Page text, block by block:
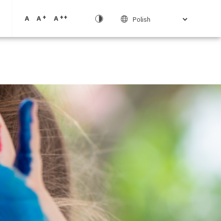
A A + A ++